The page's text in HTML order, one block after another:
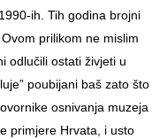
ih. Tih godina brojni
prilikom ne mislim
odlučili ostati živjeti u
poubijani baš zato što
osnivanja muzeja
primjere Hrvata, i usto